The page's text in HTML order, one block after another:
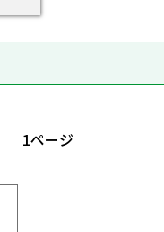
1ページ